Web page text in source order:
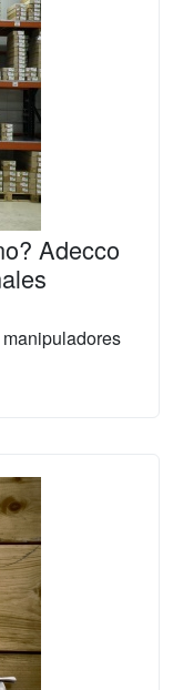
Adecco